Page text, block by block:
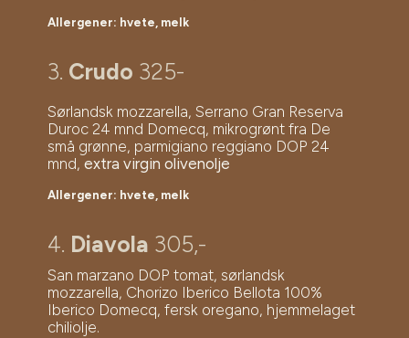
Allergener: hvete, melk
3. Crudo 325-
Sørlandsk mozzarella, Serrano Gran Reserva
Duroc 24 mnd Domecq, mikrogrønt fra De
små grønne, parmigiano reggiano DOP 24
mnd,extra virgin olivenolje
Allergener: hvete, melk
4. Diavola 305,-
San marzano DOP tomat, sørlandsk
mozzarella, Chorizo Iberico Bellota 100%
Iberico Domecq, fersk oregano, hjemmelaget
chiliolje.